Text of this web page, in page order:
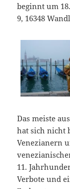
beginnt um
9, 16348
Das meiste
hat sich nicht
Venezianern
11.
Verbote und